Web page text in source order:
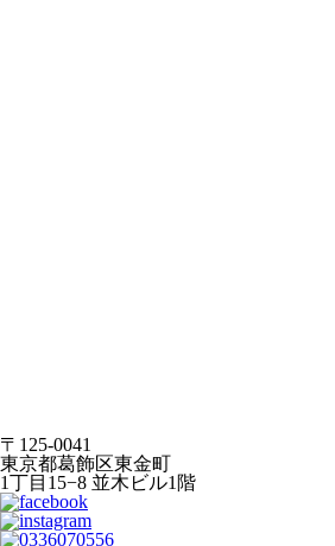
〒125-0041
東京都葛飾区東金町
1丁目15−8 並木ビル1階